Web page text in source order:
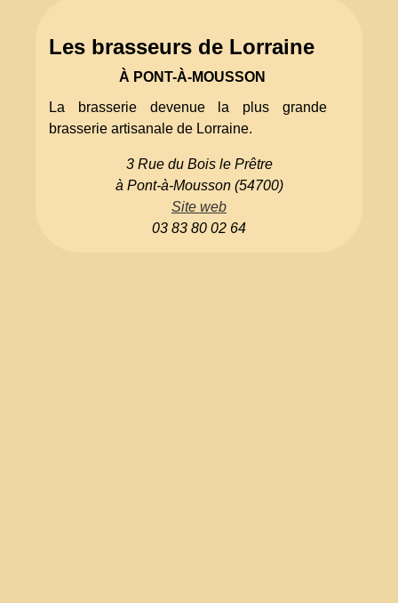
Les brasseurs de Lorraine
À PONT-À-MOUSSON
La brasserie devenue la plus grande
brasserie artisanale de Lorraine.
3 Rue du Bois le Prêtre
à Pont-à-Mousson (54700)
Site web
03 83 80 02 64